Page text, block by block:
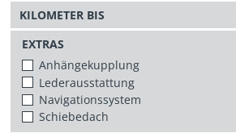
EXTRAS
Anhängekupplung
Lederausstattung
Navigationssystem
Schiebedach